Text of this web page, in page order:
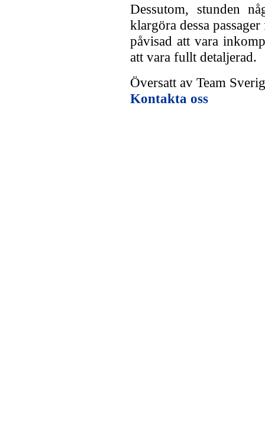
Dessutom, stunden
klargöra dessa
påvisad att vara
att vara fullt detaljerad.
Översatt av Team
Kontakta oss